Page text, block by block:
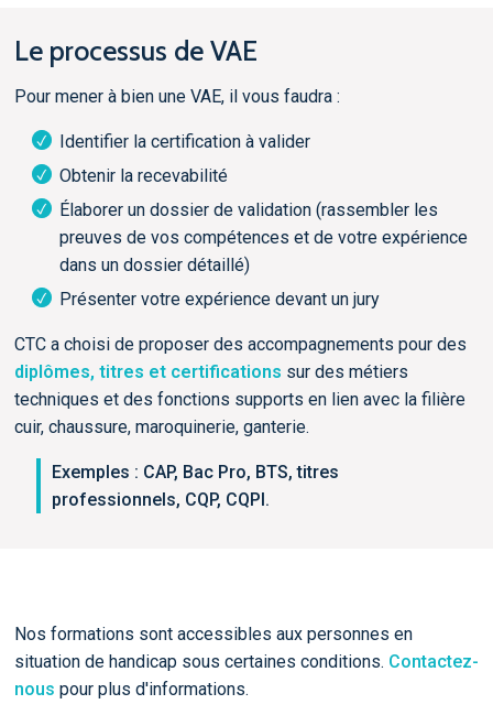
Le processus de VAE
Pour mener à bien une VAE, il vous faudra :
Identifier la certification à valider
Obtenir la recevabilité
Élaborer un dossier de validation (rassembler les
preuves de vos compétences et de votre expérience
dans un dossier détaillé)
Présenter votre expérience devant un jury
CTC a choisi de proposer des accompagnements pour des
diplômes, titres et certifications sur des métiers
techniques et des fonctions supports en lien avec la filière
cuir, chaussure, maroquinerie, ganterie.
Exemples : CAP, Bac Pro, BTS, titres
professionnels, CQP, CQPI.
Nos formations sont accessibles aux personnes en
situation de handicap sous certaines conditions. Contactez-
nous pour plus d'informations.